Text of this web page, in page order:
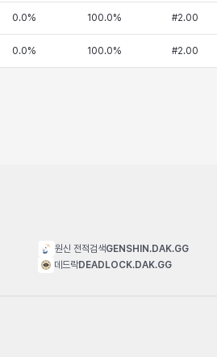
0.0% 100.0% #2.00
0.0% 100.0% #2.00
원신 전적검색GENSHIN.DAK.GG
데드락DEADLOCK.DAK.GG